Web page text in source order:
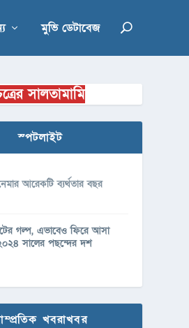
মুভি ডেটাবেজ
সালতামামি
স্পটলাইট
আরেকটি ব্যর্থতার বছর
গল্প, এভাবেও ফিরে আসা
সালের পছন্দের দশ
খবরাখবর